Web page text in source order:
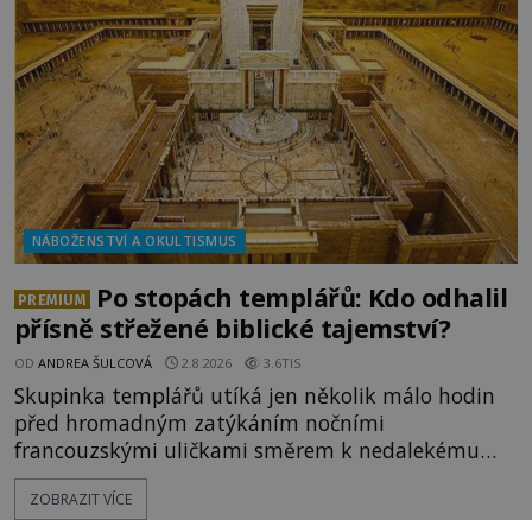
osobností ochraňují? Na hřbitově u kláštera
Milosrdných
NÁBOŽENSTVÍ A OKULTISMUS
PREMIUM
Po stopách templářů: Kdo odhalil
přísně střežené biblické tajemství?
OD ANDREA ŠULCOVÁ 2.8.2026 3.6TIS
Skupinka templářů utíká jen několik málo hodin
před hromadným zatýkáním nočními
francouzskými uličkami směrem k nedalekému
přístavu. Jeden z nich má přes ramena ranec s
tajemným obsahem. Kapitán lodi už na ně čeká.
ZOBRAZIT VÍCE